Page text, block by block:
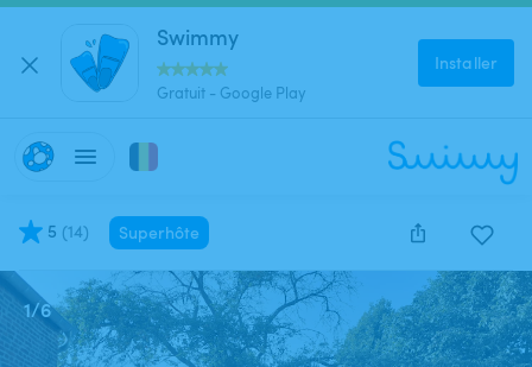
Swimmy
Gratuit - Google Play
Installer
5 (14) Superhôte
1/6